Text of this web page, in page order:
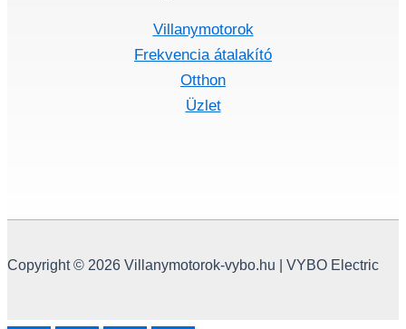
Villanymotorok
Frekvencia átalakító
Otthon
Üzlet
Copyright © 2026 Villanymotorok-vybo.hu | VYBO Electric